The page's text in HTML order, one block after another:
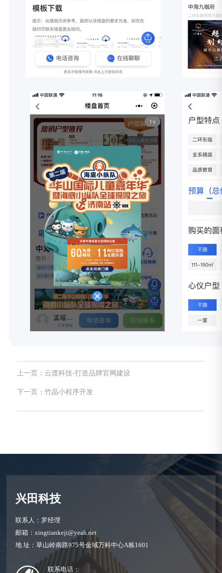
上一页：云渡科技-打造品牌官网建设
下一页：竹晶小程序开发
兴田科技
联系人：罗经理
邮箱：xingtiankeji@yeah.net
地 址：草山岭南路975号金域万科中心A栋1601
联系电话：